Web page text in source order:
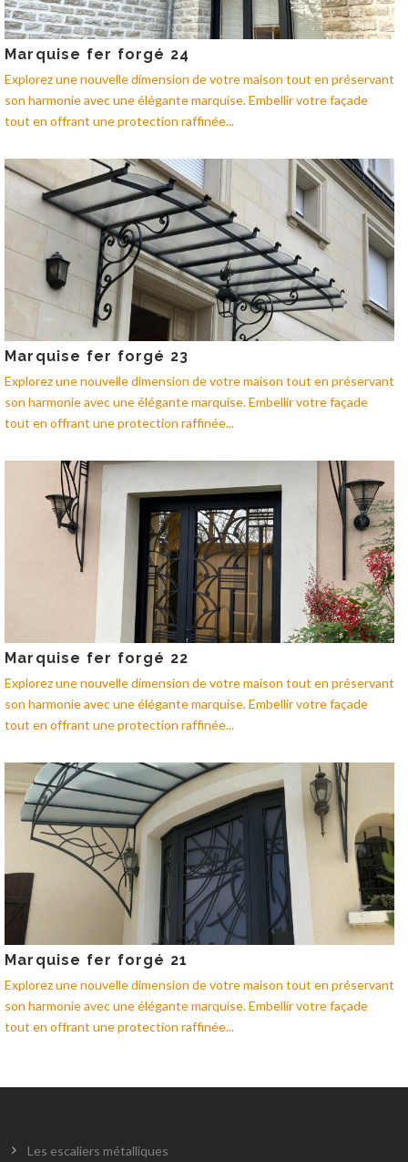
Marquise fer forgé 24
Explorez une nouvelle dimension de votre maison tout en préservant
son harmonie avec une élégante marquise. Embellir votre façade
tout en offrant une protection raffinée...
Marquise fer forgé 23
Explorez une nouvelle dimension de votre maison tout en préservant
son harmonie avec une élégante marquise. Embellir votre façade
tout en offrant une protection raffinée...
Marquise fer forgé 22
Explorez une nouvelle dimension de votre maison tout en préservant
son harmonie avec une élégante marquise. Embellir votre façade
tout en offrant une protection raffinée...
Marquise fer forgé 21
Explorez une nouvelle dimension de votre maison tout en préservant
son harmonie avec une élégante marquise. Embellir votre façade
tout en offrant une protection raffinée...
Les escaliers métalliques